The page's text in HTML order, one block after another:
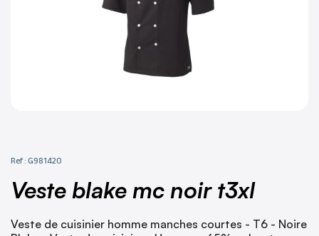
Ref : G981420
veste blake mc noir t3xl
Veste de cuisinier homme manches courtes - T6 - Noire